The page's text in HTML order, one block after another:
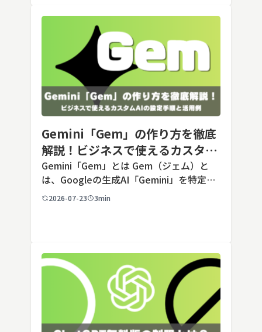
Gemini「Gem」の作り方を徹底
解説！ビジネスで使えるカスタム
AIの設定手順と活用例
Gemini「Gem」とは Gem（ジェム）と
は、Googleの生成AI「Gemini」を特定の
用途に合わせてカスタマイズできる機能で
2026-07-23 3min